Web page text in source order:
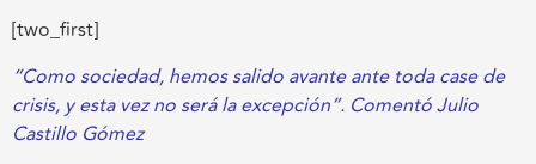
[two_first]
“Como sociedad, hemos salido avante ante toda case de
crisis, y esta vez no será la excepción”. Comentó Julio
Castillo Gómez